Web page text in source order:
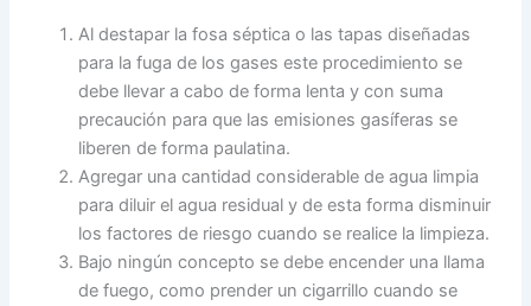
Al destapar la fosa séptica o las tapas diseñadas
para la fuga de los gases este procedimiento se
debe llevar a cabo de forma lenta y con suma
precaución para que las emisiones gasíferas se
liberen de forma paulatina.
Agregar una cantidad considerable de agua limpia
para diluir el agua residual y de esta forma disminuir
los factores de riesgo cuando se realice la limpieza.
Bajo ningún concepto se debe encender una llama
de fuego, como prender un cigarrillo cuando se